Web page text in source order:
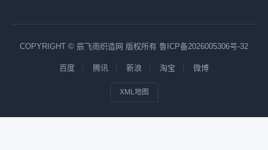
COPYRIGHT © 辰飞雨织造网 版权所有 鲁ICP备2026005306号-32
百度 腾讯 新浪 淘宝 微博
XML地图